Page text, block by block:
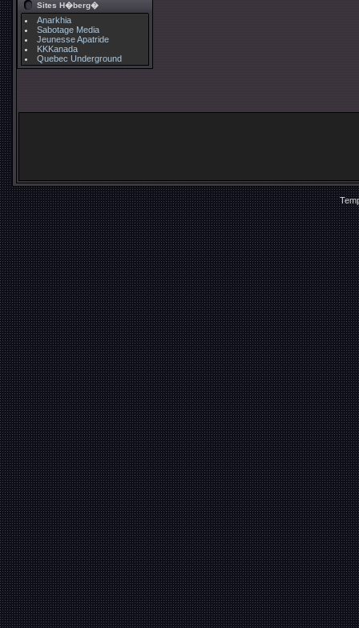
Sites H�berg�
Anarkhia
Sabotage Media
Jeunesse Apatride
KKKanada
Quebec Underground